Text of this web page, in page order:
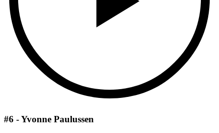
#6 - Yvonne Paulussen